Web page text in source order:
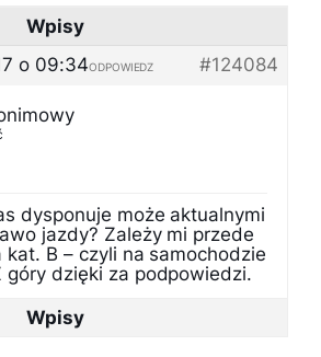
Wpisy
o 09:34
#124084
ODPOWIEDZ
dysponuje może aktualnymi
jazdy? Zależy mi przede
B – czyli na samochodzie
góry dzięki za podpowiedzi.
Wpisy